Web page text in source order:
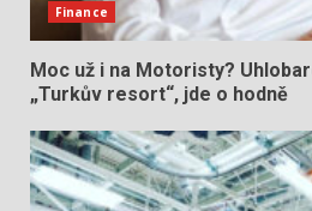
Finance
Moc už i na Motoristy?
„Turkův resort“, jde o hodně